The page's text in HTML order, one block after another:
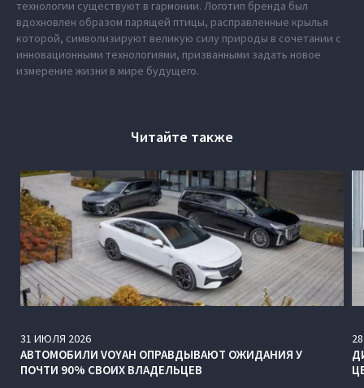
технологии существуют в гармонии. Логотип бренда был
вдохновлен образом парящей птицы, расправленные крылья
которой, символизируют великую силу природы в сочетании с
инновационными технологиями, призванными задать новое
измерение жизни в мире будущего.
Читайте также
31 ИЮЛЯ 2026
АВТОМОБИЛИ VOYAH ОПРАВДЫВАЮТ ОЖИДАНИЯ У
ПОЧТИ 90% СВОИХ ВЛАДЕЛЬЦЕВ
28